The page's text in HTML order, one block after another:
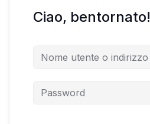
Ciao, bentornato!